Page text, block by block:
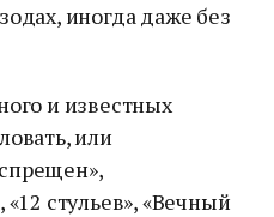
иногда даже без
и известных
или
стульев», «Вечный